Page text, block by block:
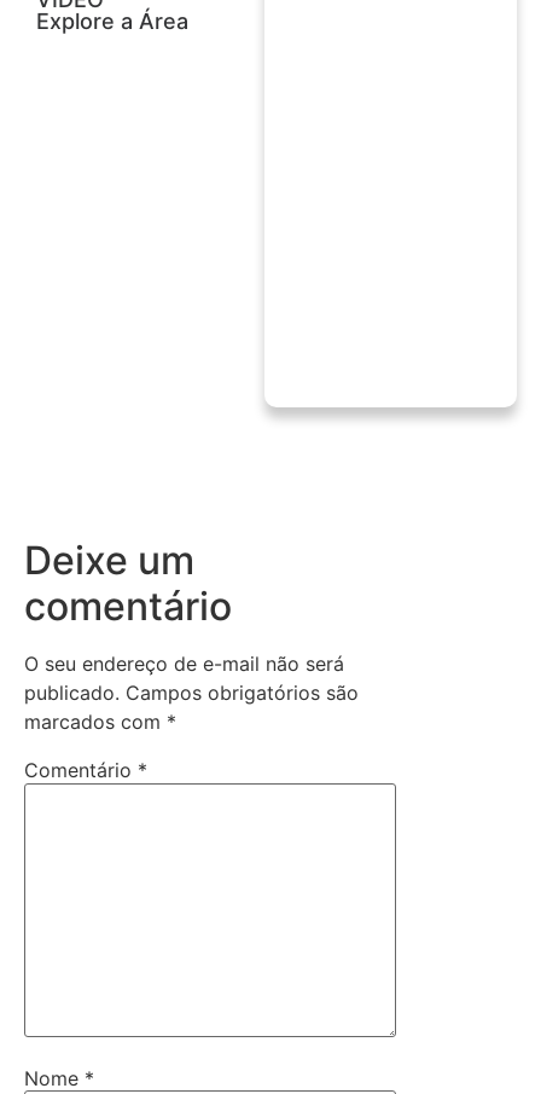
Explore a Área
Deixe um
comentário
O seu endereço de e-mail não será
publicado. Campos obrigatórios são
marcados com *
Comentário *
Nome *